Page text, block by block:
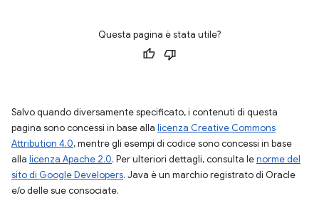
Questa pagina è stata utile?
Salvo quando diversamente specificato, i contenuti di questa
pagina sono concessi in base alla licenza Creative Commons
Attribution 4.0, mentre gli esempi di codice sono concessi in base
alla licenza Apache 2.0. Per ulteriori dettagli, consulta lenorme del
sito di Google Developers. Java è un marchio registrato di Oracle
e/o delle sue consociate.